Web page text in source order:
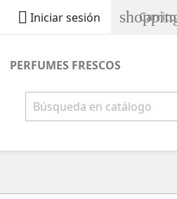
 Iniciar sesión Carrito
PERFUMES FRESCOS